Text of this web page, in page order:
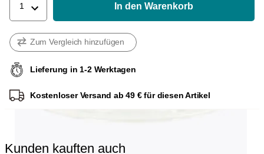
1 In den Warenkorb
Zum Vergleich hinzufügen
Lieferung in 1-2 Werktagen
Kostenloser Versand ab 49 € für diesen Artikel
Kunden kauften auch